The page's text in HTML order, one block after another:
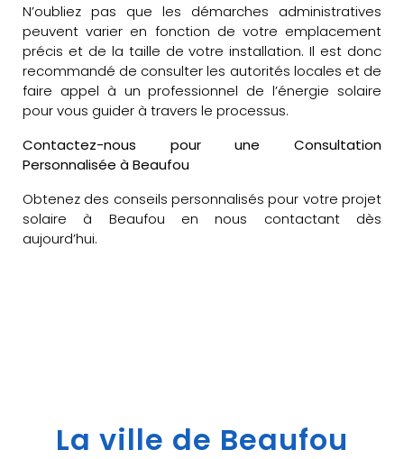
N’oubliez pas que les démarches administratives
peuvent varier en fonction de votre emplacement
précis et de la taille de votre installation. Il est donc
recommandé de consulter les autorités locales et de
faire appel à un professionnel de l’énergie solaire
pour vous guider à travers le processus.
Contactez-nous pour une Consultation
Personnalisée à Beaufou
Obtenez des conseils personnalisés pour votre projet
solaire à Beaufou en nous contactant dès
aujourd’hui.
La ville de Beaufou